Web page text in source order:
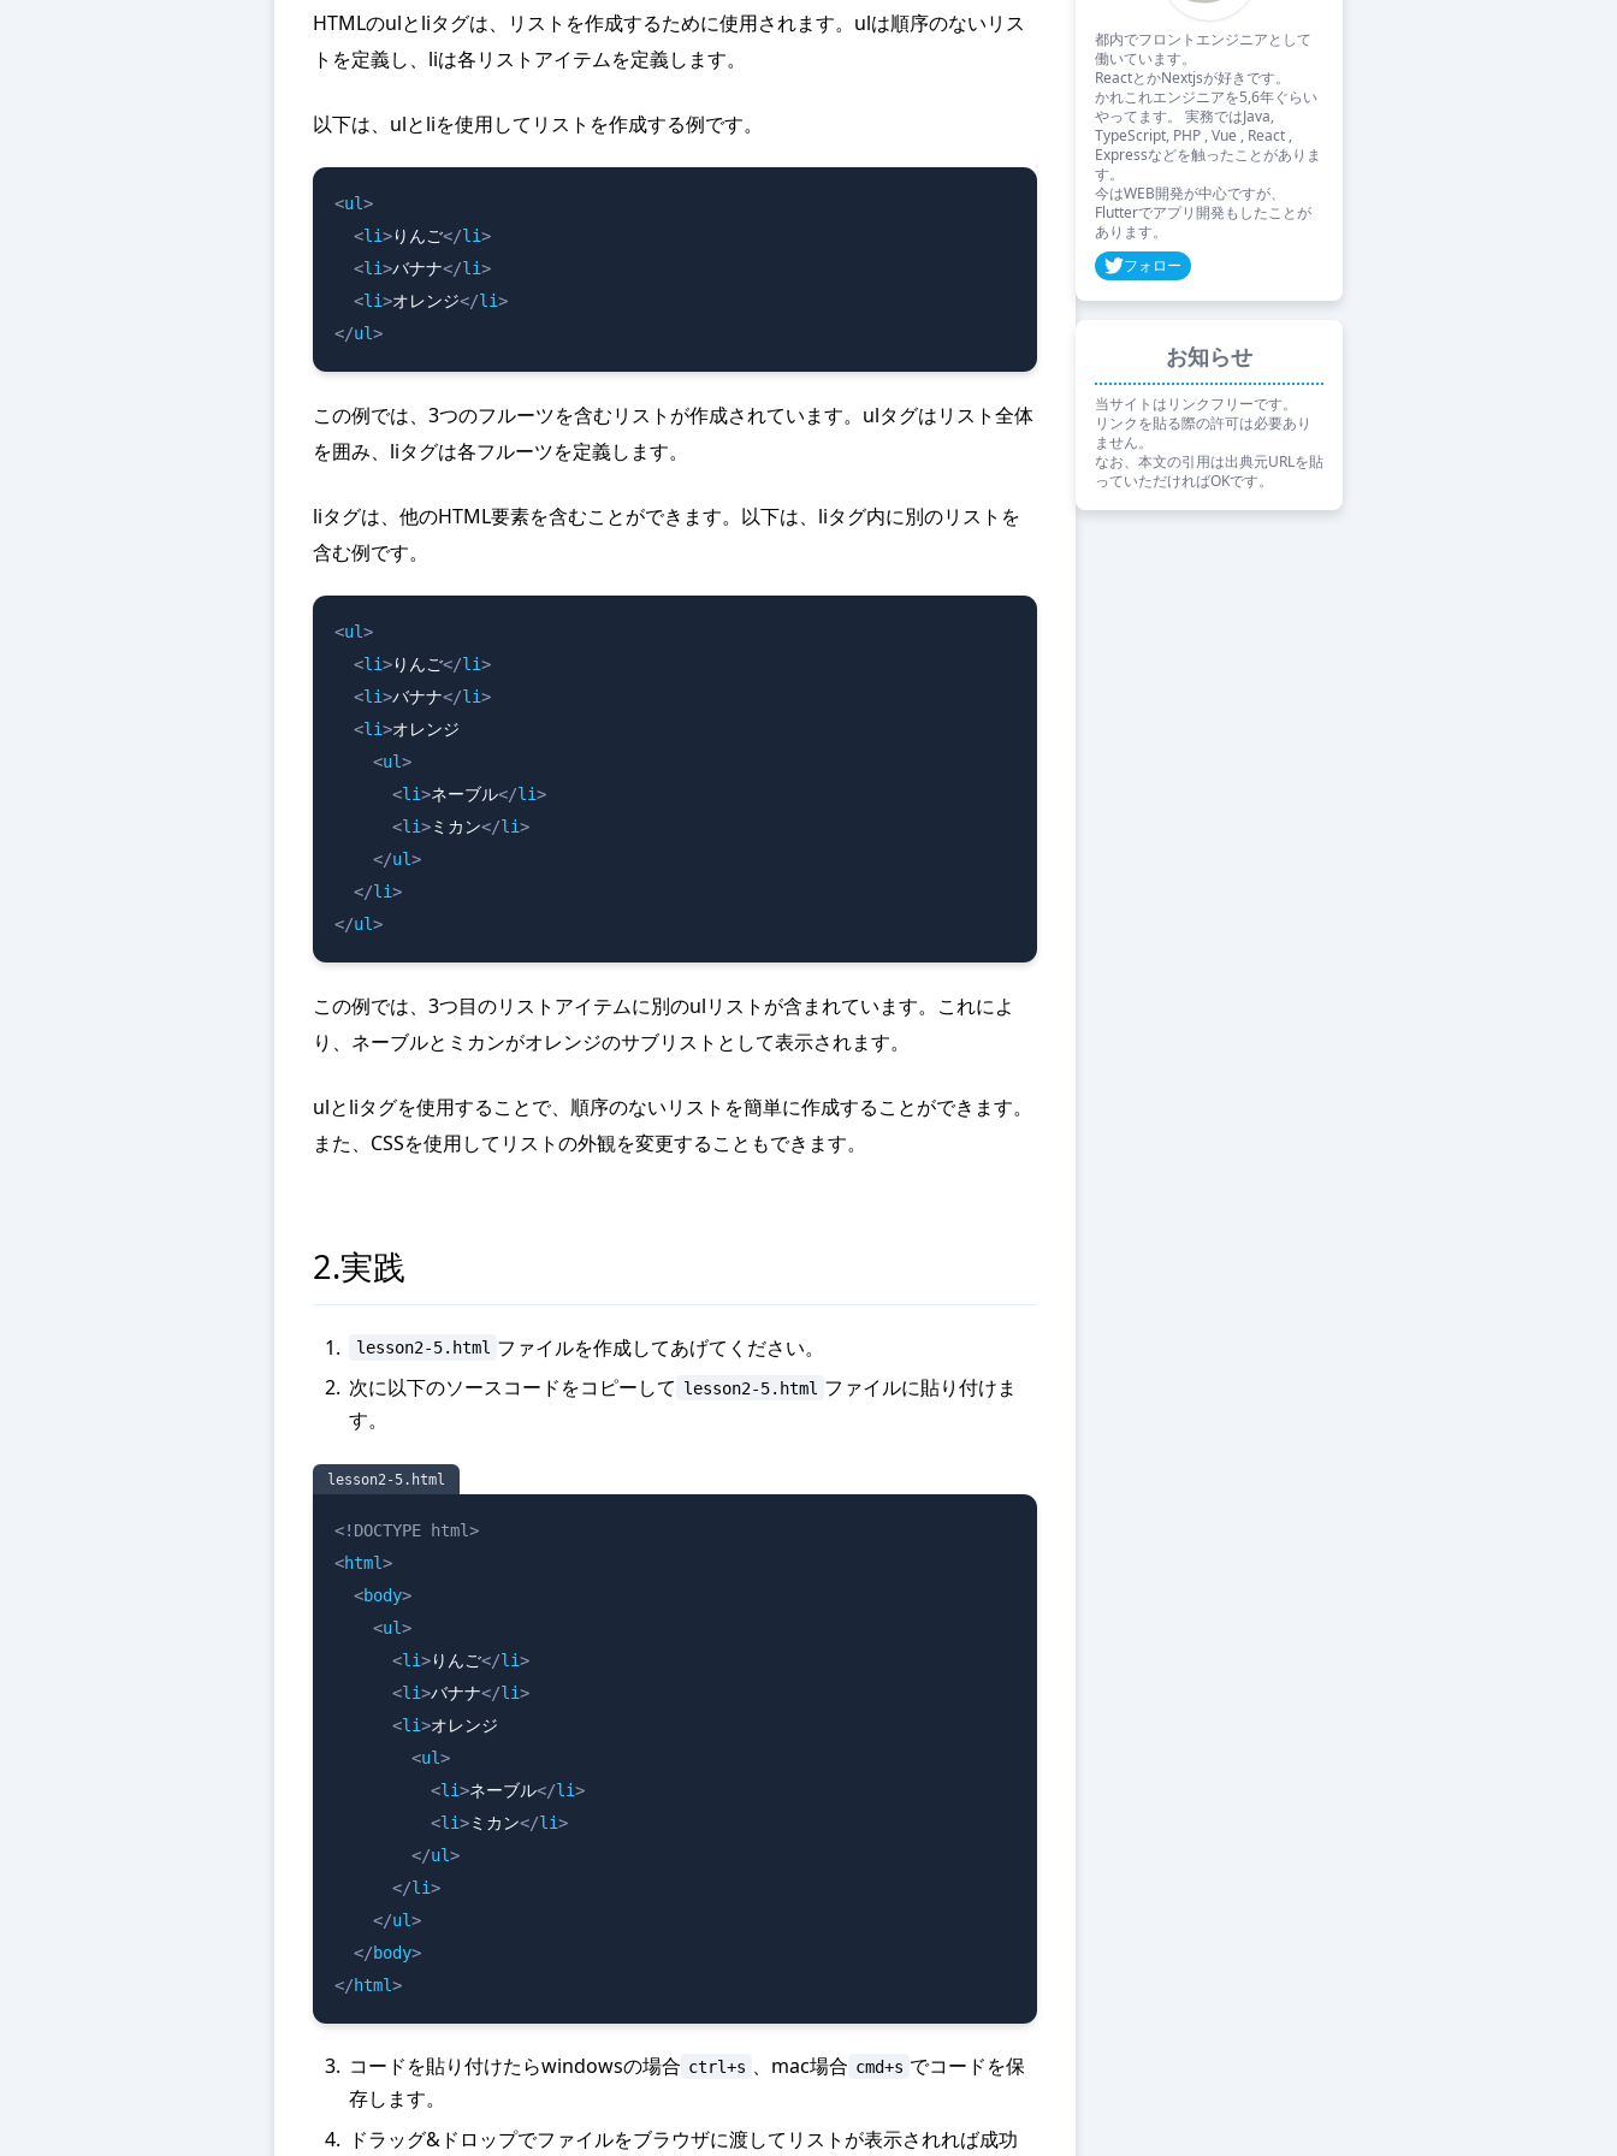
HTMLのulとliタグは、リストを作成するために使用されます。ulは順序のないリス
トを定義し、liは各リストアイテムを定義します。
以下は、ulとliを使用してリストを作成する例です。
<ul>
<li>りんご</li>
<li>バナナ</li>
<li>オレンジ</li>
</ul>
この例では、3つのフルーツを含むリストが作成されています。ulタグはリスト全体
を囲み、liタグは各フルーツを定義します。
liタグは、他のHTML要素を含むことができます。以下は、liタグ内に別のリストを
含む例です。
<ul>
<li>りんご</li>
<li>バナナ</li>
<li>オレンジ
<ul>
<li>ネーブル</li>
<li>ミカン</li>
</ul>
</li>
</ul>
この例では、3つ目のリストアイテムに別のulリストが含まれています。これによ
り、ネーブルとミカンがオレンジのサブリストとして表示されます。
ulとliタグを使用することで、順序のないリストを簡単に作成することができます。
また、CSSを使用してリストの外観を変更することもできます。
2.実践
lesson2-5.html ファイルを作成してあげてください。
次に以下のソースコードをコピーして lesson2-5.html ファイルに貼り付けま
す。
lesson2-5.html
<! DOCTYPE html>
<html>
<body>
<ul>
<li>りんご</li>
<li>バナナ</li>
<li>オレンジ
<ul>
<li>ネーブル</li>
<li>ミカン</li>
</ul>
</li>
</ul>
</body>
</html>
コードを貼り付けたらwindowsの場合 ctrl+s 、mac場合 cmd+s でコードを保
存します。
ドラッグ&ドロップでファイルをブラウザに渡してリストが表示されれば成功
都内でフロントエンジニアとして
働いています。
ReactとかNextjsが好きです。
かれこれエンジニアを5,6年ぐらい
やってます。 実務ではJava,
TypeScript, PHP , Vue , React ,
Expressなどを触ったことがありま
す。
今はWEB開発が中心ですが、
Flutterでアプリ開発もしたことが
あります。
フォロー
お知らせ
当サイトはリンクフリーです。
リンクを貼る際の許可は必要あり
ません。
なお、本文の引用は出典元URLを貼
っていただければOKです。